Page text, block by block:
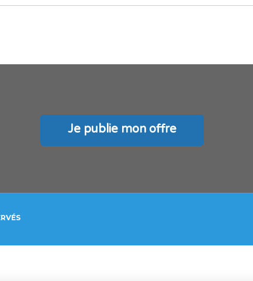
Je publie mon offre